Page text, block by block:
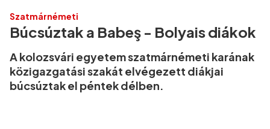
Szatmárnémeti
Búcsúztak a Babeş - Bolyais diákok
A kolozsvári egyetem szatmárnémeti karának
közigazgatási szakát elvégezett diákjai
búcsúztak el péntek délben.